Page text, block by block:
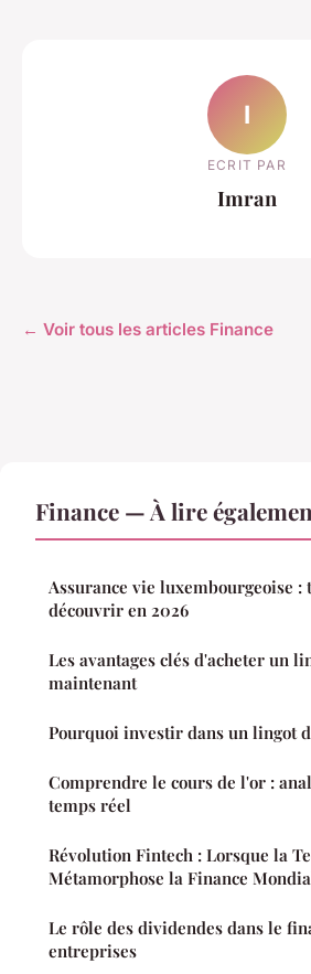
I
ECRIT PAR
Imran
← Voir tous les articles Finance
Finance — À lire
Assurance vie luxembourgeoise :
découvrir en 2026
Les avantages clés d'acheter un
maintenant
Pourquoi investir dans un lingot
Comprendre le cours de l'or :
temps réel
Révolution Fintech : Lorsque la
Métamorphose la Finance
Le rôle des dividendes dans le
entreprises